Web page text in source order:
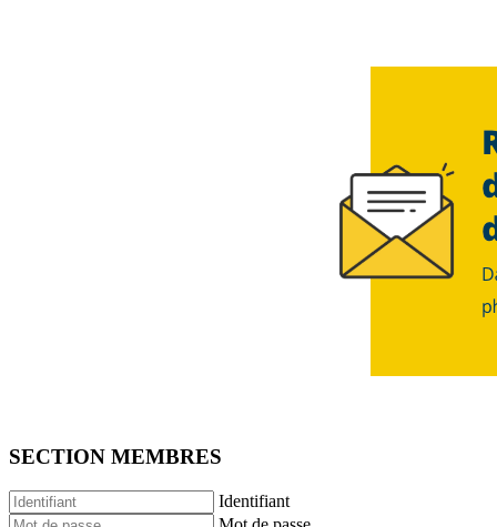
SECTION MEMBRES
Identifiant